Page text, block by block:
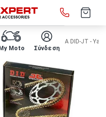
Moto Σύνδεση
ΣΕΤ ΑΛΥΣΙΔΟΓΡΑΝΑΖΑ DID-JT -